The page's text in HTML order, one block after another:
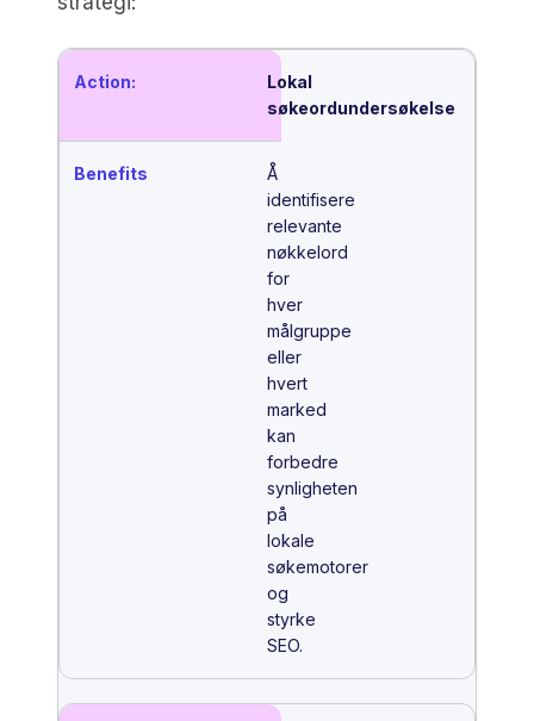
Lokal
søkeordundersøkelse
Å
identifisere
relevante
nøkkelord
for
hver
målgruppe
eller
hvert
marked
kan
forbedre
synligheten
på
lokale
søkemotorer
og
styrke
SEO.